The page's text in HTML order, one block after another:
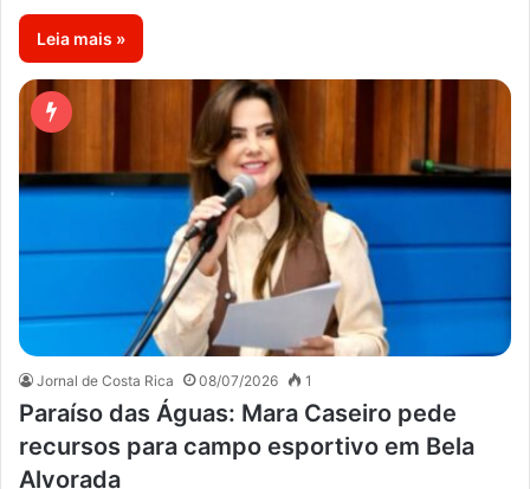
Leia mais »
Jornal de Costa Rica 08/07/2026 1
Paraíso das Águas: Mara Caseiro pede
recursos para campo esportivo em Bela
Alvorada